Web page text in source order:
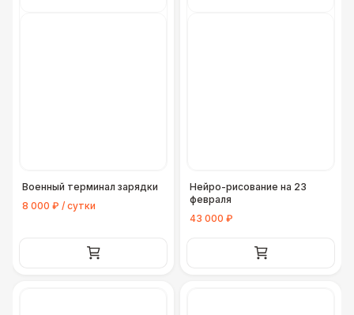
Военный терминал зарядки
8 000 ₽ / сутки
Нейро-рисование на 23
февраля
43 000 ₽